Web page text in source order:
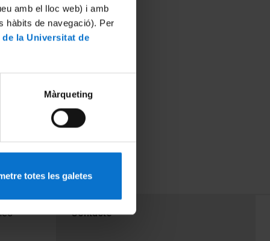
amb el lloc web) i amb
hàbits de navegació). Per
la Universitat de
Màrqueting
totes les galetes
Contacte